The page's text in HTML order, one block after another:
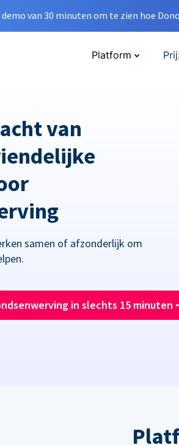
demo van 30 minuten om te zien hoe
Platform
van
samen of afzonderlijk om
in slechts 15 minuten